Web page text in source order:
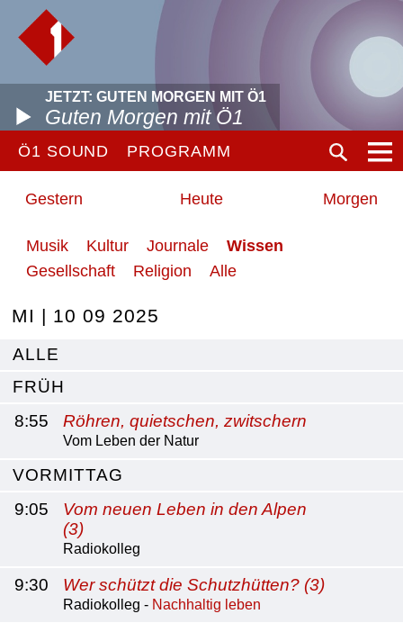
JETZT: GUTEN MORGEN MIT Ö1
Guten Morgen mit Ö1
Ö1 SOUND PROGRAMM
Gestern Heute Morgen
Musik Kultur Journale
Wissen
Gesellschaft
Religion Alle
MI | 10 09 2025
ALLE
FRÜH
8:55
Röhren, quietschen, zwitschern
Vom Leben der Natur
VORMITTAG
9:05
Vom neuen Leben in den Alpen
(3)
Radiokolleg
9:30 Wer schützt die Schutzhütten? (3)
Radiokolleg - Nachhaltig leben